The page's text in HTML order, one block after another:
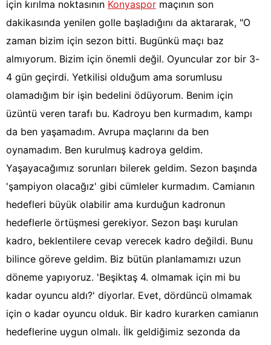
için kırılma noktasının Konyaspor maçının son
dakikasında yenilen golle başladığını da aktararak, "O
zaman bizim için sezon bitti. Bugünkü maçı baz
almıyorum. Bizim için önemli değil. Oyuncular zor bir 3-
4 gün geçirdi. Yetkilisi olduğum ama sorumlusu
olamadığım bir işin bedelini ödüyorum. Benim için
üzüntü veren tarafı bu. Kadroyu ben kurmadım, kampı
da ben yaşamadım. Avrupa maçlarını da ben
oynamadım. Ben kurulmuş kadroya geldim.
Yaşayacağımız sorunları bilerek geldim. Sezon başında
'şampiyon olacağız' gibi cümleler kurmadım. Camianın
hedefleri büyük olabilir ama kurduğun kadronun
hedeflerle örtüşmesi gerekiyor. Sezon başı kurulan
kadro, beklentilere cevap verecek kadro değildi. Bunu
bilince göreve geldim. Biz bütün planlamamızı uzun
döneme yapıyoruz. 'Beşiktaş 4. olmamak için mi bu
kadar oyuncu aldı?' diyorlar. Evet, dördüncü olmamak
için o kadar oyuncu olduk. Bir kadro kurarken camianın
hedeflerine uygun olmalı. İlk geldiğimiz sezonda da